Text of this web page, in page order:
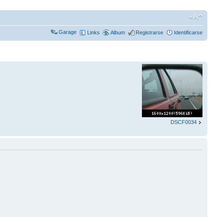
Garage Links Album Registrarse Identificarse
DSCF0034